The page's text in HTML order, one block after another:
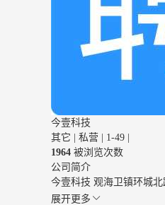
今壹科技
其它
私营 1-49
1964 被浏览次数
公司简介
今壹科技 观海卫镇环城北
展开更多